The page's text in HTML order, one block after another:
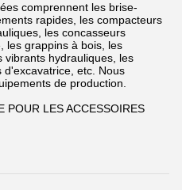
comprennent les brise-
rapides, les compacteurs
les concasseurs
les grappins à bois, les
vibrants hydrauliques, les
d'excavatrice, etc. Nous
de production.
POUR LES ACCESSOIRES